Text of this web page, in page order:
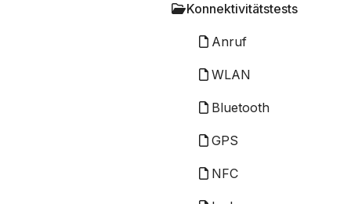
Konnektivitätstests
Anruf
WLAN
Bluetooth
GPS
NFC